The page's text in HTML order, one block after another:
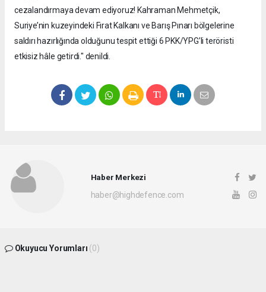
cezalandırmaya devam ediyoruz! Kahraman Mehmetçik,
Suriye’nin kuzeyindeki Fırat Kalkanı ve Barış Pınarı bölgelerine
saldırı hazırlığında olduğunu tespit ettiği 6 PKK/YPG’li teröristi
etkisiz hâle getirdi." denildi.
Haber Merkezi
haber@highdefence.com
Okuyucu Yorumları (0)